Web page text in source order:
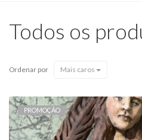
Todos os
Ordenar por Mais caros
PROMOÇÃO